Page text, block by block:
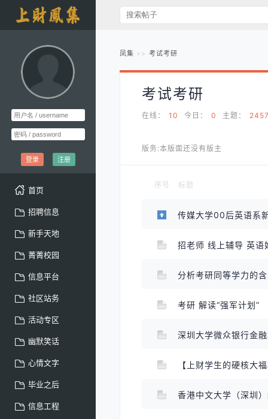
登录 注册
首页
招聘信息
新手天地
菁菁校园
信息平台
社区站务
活动专区
幽默笑话
心情文字
毕业之后
信息工程
凤集 考试考研
考试考研
在线： 10 今日： 0 主题：
版务:本版面还没有版主
序号 标题
招老师 线上辅导 英
分析考研同等学力的
考研 解读“强军计划”
香港中文大学（深圳